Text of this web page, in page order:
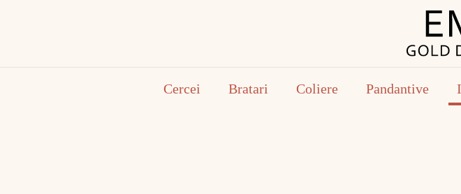
Cercei Bratari Coliere Pandantive